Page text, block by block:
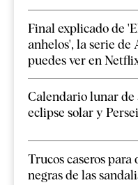
Final explicado de
anhelos', la serie
puedes ver en
Calendario lunar de
eclipse solar y
Trucos caseros
negras de las